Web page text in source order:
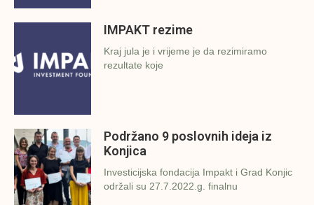
IMPAKT rezime
Kraj jula je i vrijeme je da rezimiramo
rezultate koje
Podržano 9 poslovnih ideja iz
Konjica
Investicijska fondacija Impakt i Grad Konjic
održali su 27.7.2022.g. finalnu